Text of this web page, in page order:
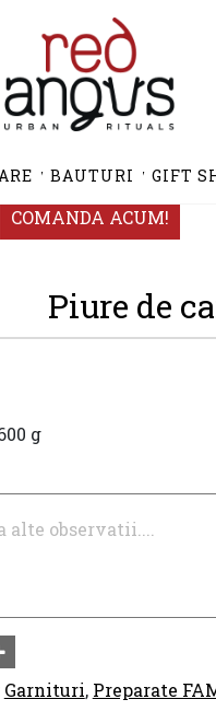
BAUTURI GIFT
COMANDA ACUM!
Piure de
g
Garnituri, Preparate